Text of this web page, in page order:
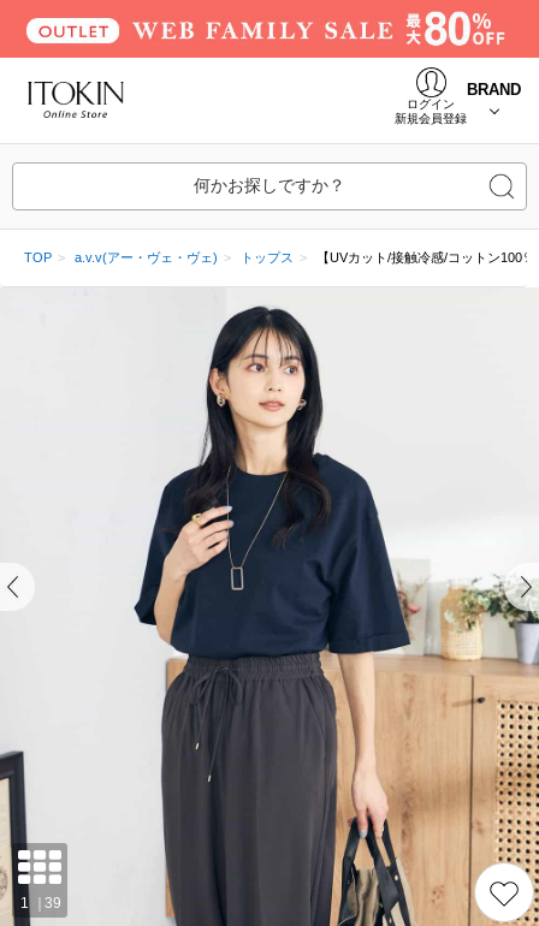
ログイン
新規会員登録
BRAND
何かお探しですか？
TOP a.v.v(アー・ヴェ・ヴェ) トップス 【UVカット/接触冷感/コットン100